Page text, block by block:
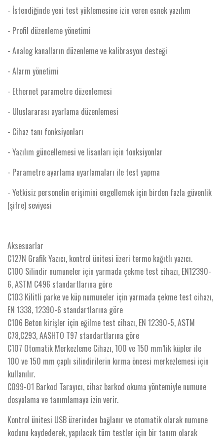
- İstendiğinde yeni test yüklemesine izin veren esnek yazılım
- Profil düzenleme yönetimi
- Analog kanalların düzenleme ve kalibrasyon desteği
- Alarm yönetimi
- Ethernet parametre düzenlemesi
- Uluslararası ayarlama düzenlemesi
- Cihaz tanı fonksiyonları
- Yazılım güncellemesi ve lisanları için fonksiyonlar
- Parametre ayarlama uyarlamaları ile test yapma
- Yetkisiz personelin erişimini engellemek için birden fazla güvenlik
(şifre) seviyesi
Aksesuarlar
C127N Grafik Yazıcı, kontrol ünitesi üzeri termo kağıtlı yazıcı.
C100 Silindir numuneler için yarmada çekme test cihazı, EN12390-
6, ASTM C496 standartlarına göre
C103 Kilitli parke ve küp numuneler için yarmada çekme test cihazı,
EN 1338, 12390-6 standartlarına göre
C106 Beton kirişler için eğilme test cihazı, EN 12390-5, ASTM
C78,C293, AASHTO T97 standartlarına göre
C107 Otomatik Merkezleme Cihazı, 100 ve 150 mm’lik küpler ile
100 ve 150 mm çaplı silindirilerin kırma öncesi merkezlemesi için
kullanılır.
C099-01 Barkod Tarayıcı, cihaz barkod okuma yöntemiyle numune
dosyalama ve tanımlamaya izin verir.
Kontrol ünitesi USB üzerinden bağlanır ve otomatik olarak numune
kodunu kaydederek, yapılacak tüm testler için bir tanım olarak